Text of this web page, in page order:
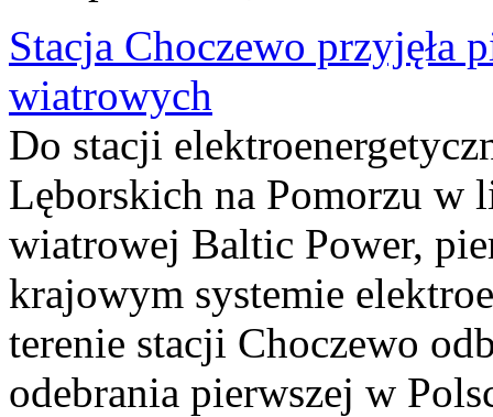
Stacja Choczewo przyjęła
wiatrowych
Do stacji
Lęborskich na Pomorzu w
wiatrowej Baltic Power,
krajowym systemie
terenie stacji Choczewo
odebrania pierwszej w